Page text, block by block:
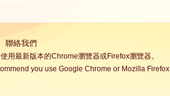
聯絡我們
用最新版本的Chrome瀏覽器或Firefox瀏覽器。
you use Google Chrome or Mozilla